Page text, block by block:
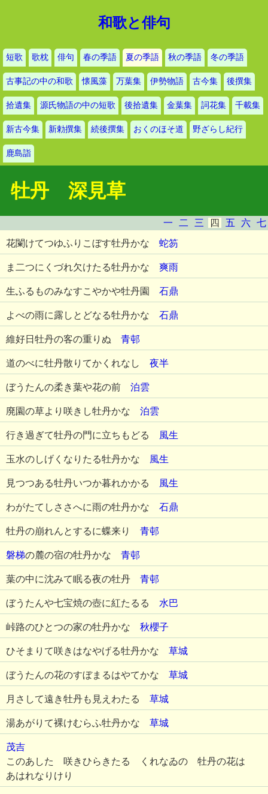
和歌と俳句
短歌 歌枕 俳句 春の季語 夏の季語 秋の季語 冬の季語
古事記の中の和歌 懐風藻 万葉集 伊勢物語 古今集 後撰集
拾遺集 源氏物語の中の短歌 後拾遺集 金葉集 詞花集 千載集
新古今集 新勅撰集 続後撰集 おくのほそ道 野ざらし紀行
鹿島詣
牡丹 深見草
一 二 三 四 五 六 七
花闌けてつゆふりこぼす牡丹かな 蛇笏
ま二つにくづれ欠けたる牡丹かな 爽雨
生ふるものみなすこやかや牡丹園 石鼎
よべの雨に露しとどなる牡丹かな 石鼎
維好日牡丹の客の重りぬ 青邨
道のべに牡丹散りてかくれなし 夜半
ぼうたんの柔き葉や花の前 泊雲
廃園の草より咲きし牡丹かな 泊雲
行き過ぎて牡丹の門に立ちもどる 風生
玉水のしげくなりたる牡丹かな 風生
見つつある牡丹いつか暮れかかる 風生
わがたてしささへに雨の牡丹かな 石鼎
牡丹の崩れんとするに蝶来り 青邨
磐梯の麓の宿の牡丹かな 青邨
葉の中に沈みて眠る夜の牡丹 青邨
ぼうたんや七宝焼の壺に紅たるる 水巴
峠路のひとつの家の牡丹かな 秋櫻子
ひそまりて咲きはなやげる牡丹かな 草城
ぼうたんの花のすぼまるはやてかな 草城
月さして遠き牡丹も見えわたる 草城
湯あがりて裸けむらふ牡丹かな 草城
茂吉
このあした 咲きひらきたる くれなゐの 牡丹の花は
あはれなりけり